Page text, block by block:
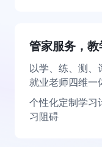
管家服务，教
以学、练、测、
就业老师四维一
个性化定制学习
习阻碍